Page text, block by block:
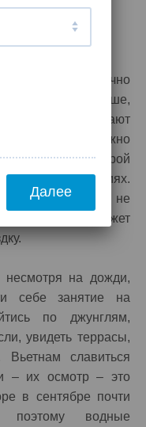
Далее
достаточно
надо больше,
туристы покупают
этот период можно
и культурой
экскурсиях.
экскурсии не
такова, что может
на дожди,
себе занятие на
по джунглям,
увидеть террасы,
славиться
– их осмотр – это
в сентябре почти
поэтому водные